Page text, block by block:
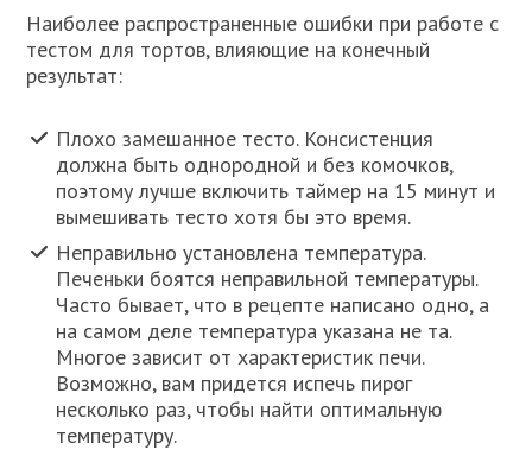
Наиболее распространенные ошибки при работе с
тестом для тортов, влияющие на конечный
результат:
Плохо замешанное тесто. Консистенция
должна быть однородной и без комочков,
поэтому лучше включить таймер на 15 минут и
вымешивать тесто хотя бы это время.
Неправильно установлена ​​температура.
Печеньки боятся неправильной температуры.
Часто бывает, что в рецепте написано одно, а
на самом деле температура указана не та.
Многое зависит от характеристик печи.
Возможно, вам придется испечь пирог
несколько раз, чтобы найти оптимальную
температуру.